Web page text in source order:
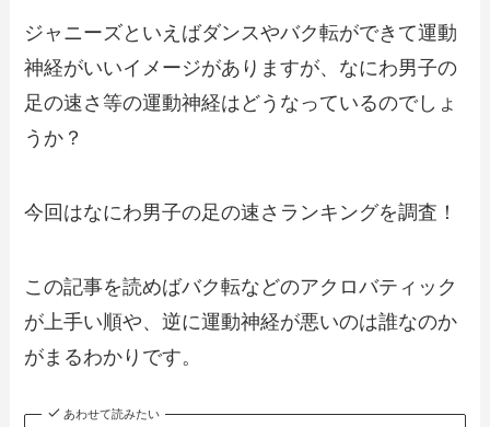
ジャニーズといえばダンスやバク転ができて運動
神経がいいイメージがありますが、なにわ男子の
足の速さ等の運動神経はどうなっているのでしょ
うか？
今回はなにわ男子の足の速さランキングを調査！
この記事を読めばバク転などのアクロバティック
が上手い順や、逆に運動神経が悪いのは誰なのか
がまるわかりです。
あわせて読みたい